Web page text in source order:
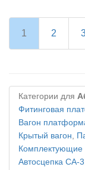
1 2
Категории для
Фитинговая
Вагон
Крытый вагон,
Комплектующие
Автосцепка СА-3